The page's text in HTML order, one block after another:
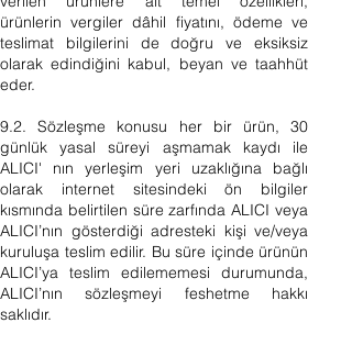
ürünlerin vergiler dâhil fiyatını, ödeme ve
teslimat bilgilerini de doğru ve eksiksiz
olarak edindiğini kabul, beyan ve taahhüt
eder.
9.2. Sözleşme konusu her bir ürün, 30
günlük yasal süreyi aşmamak kaydı ile
ALICI' nın yerleşim yeri uzaklığına bağlı
olarak internet sitesindeki ön bilgiler
kısmında belirtilen süre zarfında ALICI veya
ALICI’nın gösterdiği adresteki kişi ve/veya
kuruluşa teslim edilir. Bu süre içinde ürünün
ALICI’ya teslim edilememesi durumunda,
ALICI’nın sözleşmeyi feshetme hakkı
saklıdır.